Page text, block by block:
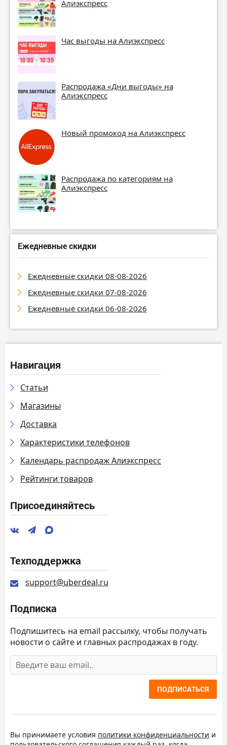
Алиэкспресс
Час выгоды на Алиэкспресс
Распродажа «Дни выгоды» на
Алиэкспресс
Новый промокод на Алиэкспресс
Распродажа по категориям на
Алиэкспресс
Ежедневные скидки
Ежедневные скидки 08-08-2026
Ежедневные скидки 07-08-2026
Ежедневные скидки 06-08-2026
Навигация
Статьи
Магазины
Доставка
Характеристики телефонов
Календарь распродаж Алиэкспресс
Рейтинги товаров
Присоединяйтесь
Техподдержка
support@uberdeal.ru
Подписка
Подпишитесь на email рассылку, чтобы получать
новости о сайте и главных распродажах в году.
ПОДПИСАТЬСЯ
Вы принимаете условия политики конфиденциальности и